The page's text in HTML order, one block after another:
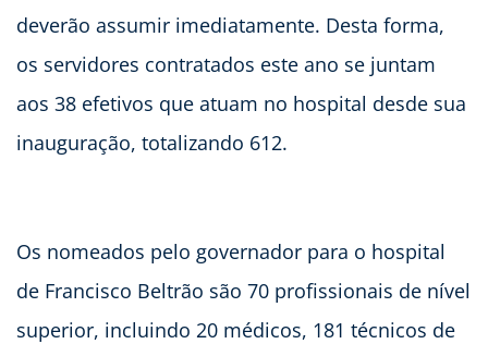
deverão assumir imediatamente. Desta forma,
os servidores contratados este ano se juntam
aos 38 efetivos que atuam no hospital desde sua
inauguração, totalizando 612.
Os nomeados pelo governador para o hospital
de Francisco Beltrão são 70 profissionais de nível
superior, incluindo 20 médicos, 181 técnicos de